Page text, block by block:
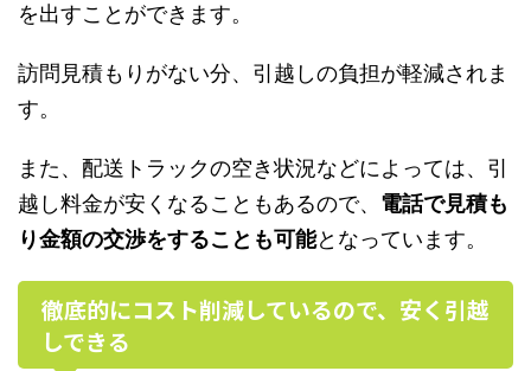
を出すことができます。
訪問見積もりがない分、引越しの負担が軽減されま
す。
また、配送トラックの空き状況などによっては、引
越し料金が安くなることもあるので、 電話で見積も
り金額の交渉をすることも可能となっています。
徹底的にコスト削減しているので、安く引越
しできる